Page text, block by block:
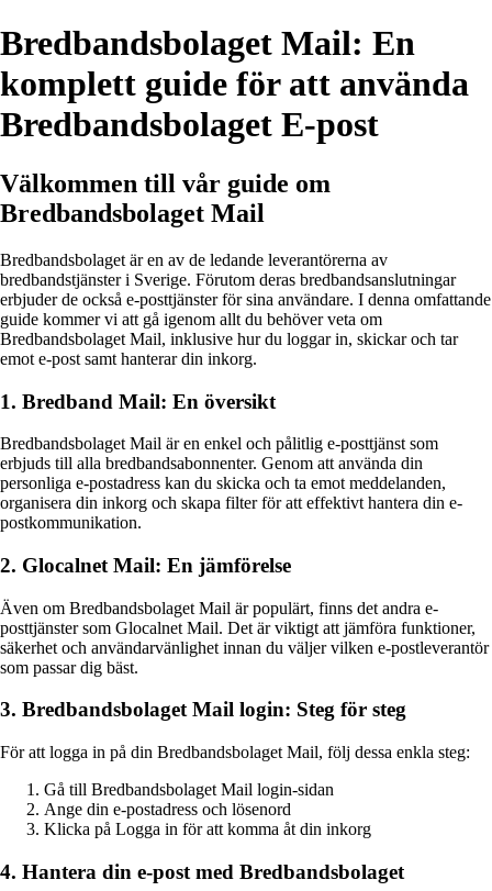
Bredbandsbolaget Mail: En
komplett guide för att använda
Bredbandsbolaget E-post
Välkommen till vår guide om
Bredbandsbolaget Mail
Bredbandsbolaget är en av de ledande leverantörerna av
bredbandstjänster i Sverige. Förutom deras bredbandsanslutningar
erbjuder de också e-posttjänster för sina användare. I denna omfattande
guide kommer vi att gå igenom allt du behöver veta om
Bredbandsbolaget Mail, inklusive hur du loggar in, skickar och tar
emot e-post samt hanterar din inkorg.
1. Bredband Mail: En översikt
Bredbandsbolaget Mail är en enkel och pålitlig e-posttjänst som
erbjuds till alla bredbandsabonnenter. Genom att använda din
personliga e-postadress kan du skicka och ta emot meddelanden,
organisera din inkorg och skapa filter för att effektivt hantera din e-
postkommunikation.
2. Glocalnet Mail: En jämförelse
Även om Bredbandsbolaget Mail är populärt, finns det andra e-
posttjänster som Glocalnet Mail. Det är viktigt att jämföra funktioner,
säkerhet och användarvänlighet innan du väljer vilken e-postleverantör
som passar dig bäst.
3. Bredbandsbolaget Mail login: Steg för steg
För att logga in på din Bredbandsbolaget Mail, följ dessa enkla steg:
Gå till Bredbandsbolaget Mail login-sidan
Ange din e-postadress och lösenord
Klicka på Logga in för att komma åt din inkorg
4. Hantera din e-post med Bredbandsbolaget